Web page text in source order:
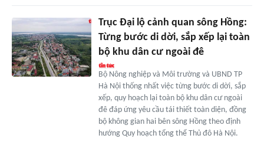
Trục Đại lộ cảnh quan sông Hồng:
Từng bước di dời, sắp xếp lại toàn
bộ khu dân cư ngoài đê
Bộ Nông nghiệp và Môi trường và UBND TP
Hà Nội thống nhất việc từng bước di dời, sắp
xếp, quy hoạch lại toàn bộ khu dân cư ngoài
đê đáp ứng yêu cầu tái thiết toàn diện, đồng
bộ không gian hai bên sông Hồng theo định
hướng Quy hoạch tổng thể Thủ đô Hà Nội.